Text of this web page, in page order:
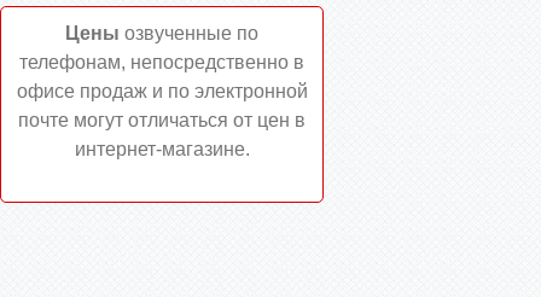
Цены озвученные по
телефонам, непосредственно в
офисе продаж и по электронной
почте могут отличаться от цен в
интернет-магазине.